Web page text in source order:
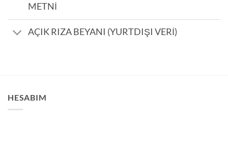
METNİ
AÇIK RIZA BEYANI (YURTDIŞI VERİ)
HESABIM